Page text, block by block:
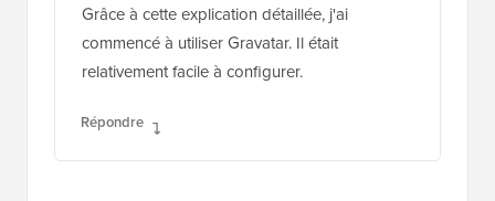
Grâce à cette explication détaillée, j'ai
commencé à utiliser Gravatar. Il était
relativement facile à configurer.
Répondre